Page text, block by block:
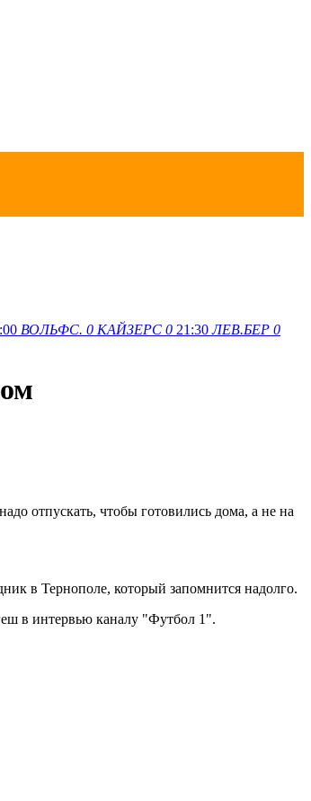
ВОЛЬФС. 0 КАЙЗЕРС 0 21:30 ЛЕВ.БЕР 0
отпускать, чтобы готовились дома, а не на
в Тернополе, который запомнится надолго.
в интервью каналу "Футбол 1".